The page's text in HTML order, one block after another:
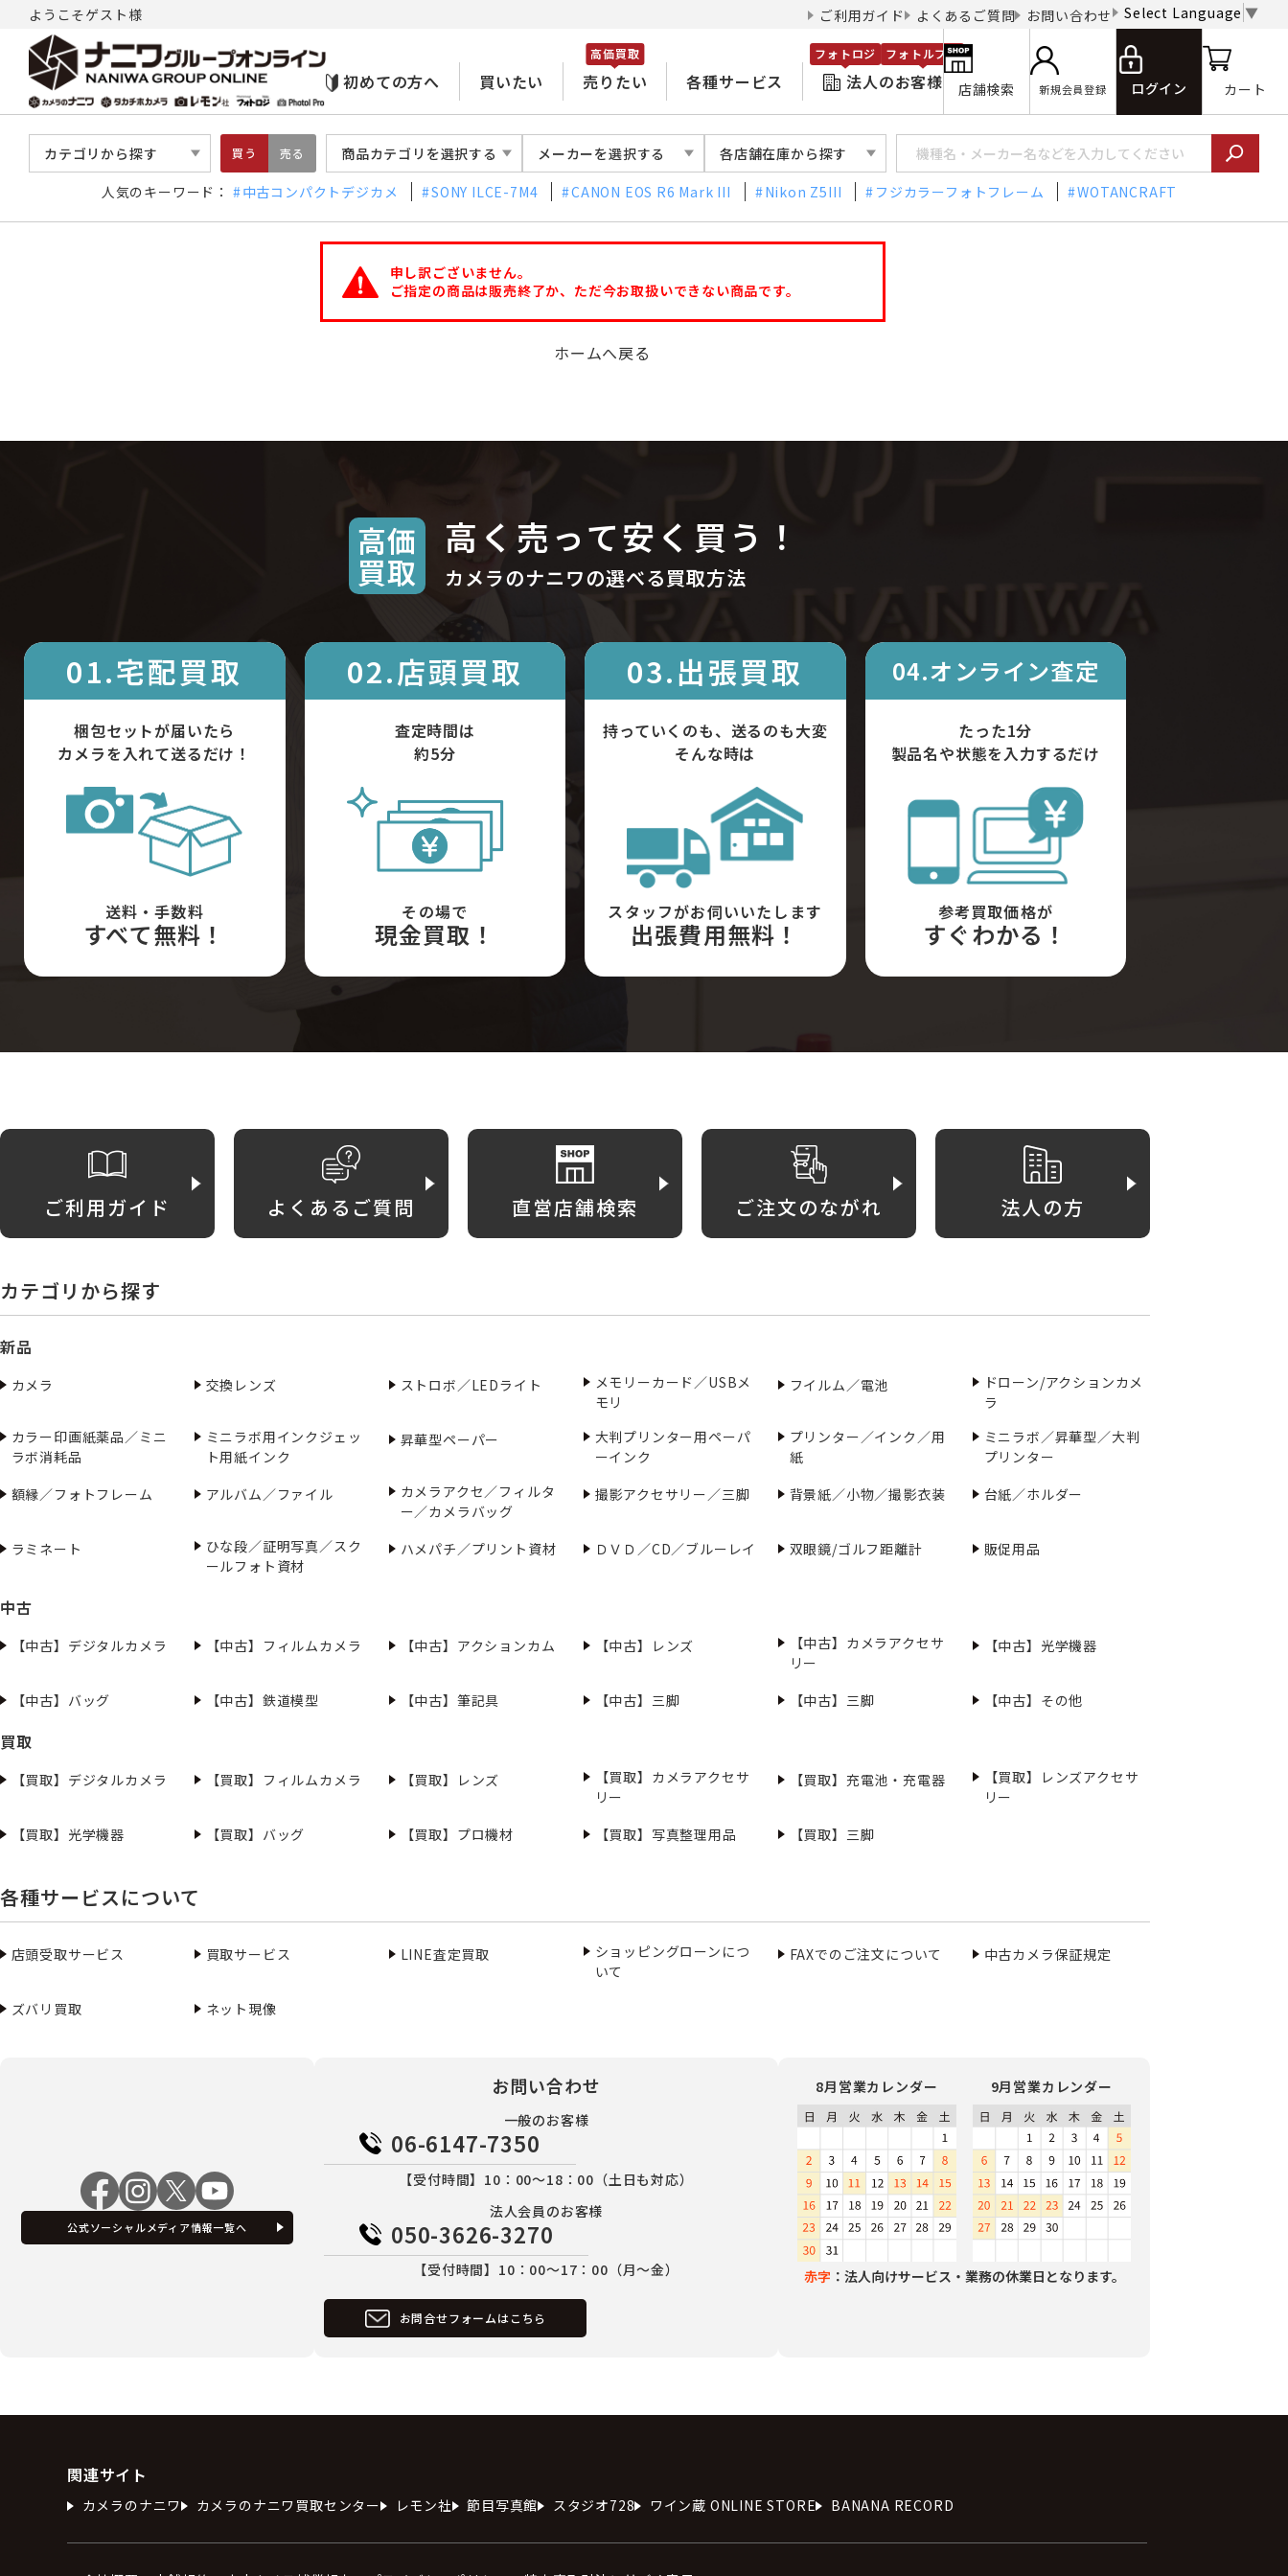
ようこそゲスト様 ご利用ガイド よくあるご質問 お問い合わせ Select Language ▼
初めての方へ 買いたい 売りたい
高価買取
各種サービス 法人のお客様
フォトロジ フォトルプロ
店舗検索 新規会員登録 ログイン カート
カテゴリから探す 買う 売る 商品カテゴリを選択する メーカーを選択する 各店舗在庫から探す
人気のキーワード： 中古コンパクトデジカメ SONY ILCE-7M4 CANON EOS R6 Mark III Nikon Z5III フジカラーフォトフレーム WOTANCRAFT
申し訳ございません。
ご指定の商品は販売終了か、ただ今お取扱いできない商品です。
ホームへ戻る
高価
買取
高く売って安く買う！
カメラのナニワの選べる買取方法
01.宅配買取
梱包セットが届いたら
カメラを入れて送るだけ！
送料・手数料
すべて無料！
02.店頭買取
査定時間は
約5分
その場で
現金買取！
03.出張買取
持っていくのも、送るのも大変
そんな時は
スタッフがお伺いいたします
出張費用無料！
04.オンライン査定
たった1分
製品名や状態を入力するだけ
参考買取価格が
すぐわかる！
ご利用ガイド よくあるご質問 直営店舗検索 ご注文のながれ 法人の方
カテゴリから探す
新品
カメラ 交換レンズ ストロボ／LEDライト
メモリーカード／USBメ
モリ
フイルム／電池
ドローン/アクションカメ
ラ
カラー印画紙薬品／ミニ
ラボ消耗品
ミニラボ用インクジェッ
ト用紙インク
昇華型ペーパー
大判プリンター用ペーパ
ーインク
プリンター／インク／用
紙
ミニラボ／昇華型／大判
プリンター
額縁／フォトフレーム
アルバム／ファイル
カメラアクセ／フィルタ
ー／カメラバッグ
撮影アクセサリー／三脚 背景紙／小物／撮影衣装 台紙／ホルダー
ラミネート
ひな段／証明写真／スク
ールフォト資材
ハメパチ／プリント資材 ＤＶＤ／CD／ブルーレイ 双眼鏡/ゴルフ距離計 販促用品
中古
【中古】デジタルカメラ 【中古】フィルムカメラ 【中古】アクションカム 【中古】レンズ
【中古】カメラアクセサ
リー
【中古】光学機器
【中古】バッグ 【中古】鉄道模型 【中古】筆記具 【中古】三脚 【中古】三脚 【中古】その他
買取
【買取】デジタルカメラ 【買取】フィルムカメラ 【買取】レンズ
【買取】カメラアクセサ
リー
【買取】充電池・充電器
【買取】レンズアクセサ
リー
【買取】光学機器
【買取】バッグ 【買取】プロ機材 【買取】写真整理用品 【買取】三脚
各種サービスについて
店頭受取サービス 買取サービス LINE査定買取
ショッピングローンにつ
いて
FAXでのご注文について 中古カメラ保証規定
ズバリ買取 ネット現像
公式ソーシャルメディア情報一覧へ
お問い合わせ
一般のお客様
06-6147-7350
【受付時間】10：00～18：00（土日も対応）
法人会員のお客様
050-3626-3270
【受付時間】10：00～17：00（月～金）
お問合せフォームはこちら
8月営業カレンダー 9月営業カレンダー
赤字 ：法人向けサービス・業務の休業日となります。
関連サイト
カメラのナニワ カメラのナニワ買取センター レモン社 節目写真館 スタジオ728 ワイン蔵 ONLINE STORE BANANA RECORD